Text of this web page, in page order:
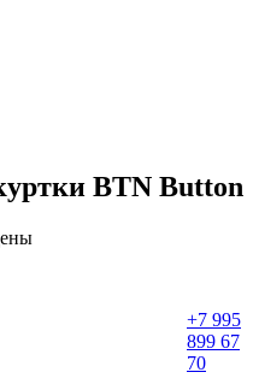
BTN Button
+7 995
899 67
70